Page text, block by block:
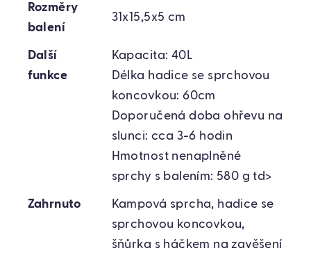
Rozměry
balení
31x15,5x5 cm
Další
funkce
Kapacita: 40L
Délka hadice se sprchovou
koncovkou: 60cm
Doporučená doba ohřevu na
slunci: cca 3-6 hodin
Hmotnost nenaplněné
sprchy s balením: 580 g td>
Zahrnuto
Kampová sprcha, hadice se
sprchovou koncovkou,
šňůrka s háčkem na zavěšení